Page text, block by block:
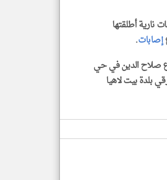
نارية أطلقتها
إصابات.
صلاح الدين في حي
بلدة بيت لاهيا